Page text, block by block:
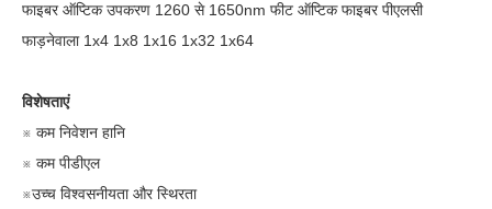
फाइबर ऑप्टिक उपकरण 1260 से 1650nm फीट ऑप्टिक फाइबर पीएलसी
फाड़नेवाला 1x4 1x8 1x16 1x32 1x64
विशेषताएं
※ कम निवेशन हानि
※ कम पीडीएल
※उच्च विश्वसनीयता और स्थिरता